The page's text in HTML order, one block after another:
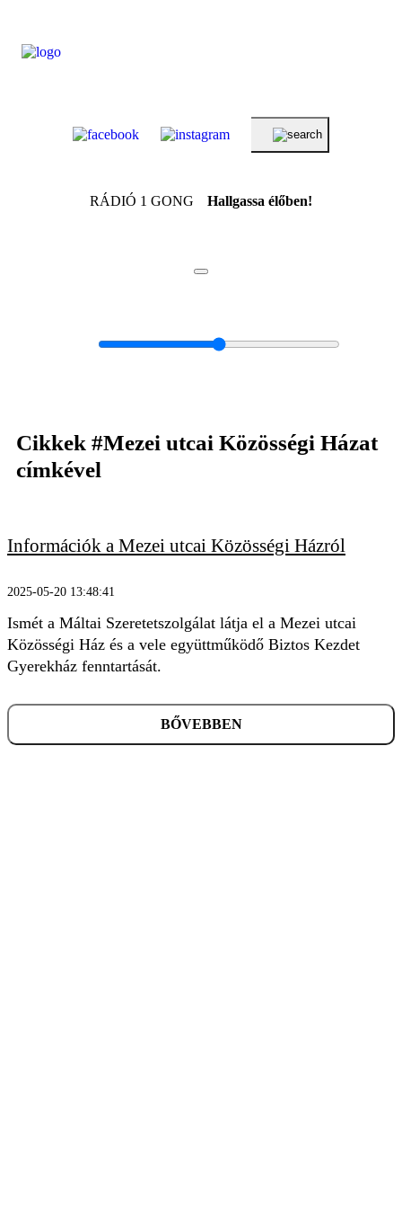
KERESÉS
RÁDIÓ 1 GONG Hallgassa élőben!
Cikkek #Mezei utcai Közösségi Házat
címkével
Információk a Mezei utcai Közösségi Házról
2025-05-20 13:48:41
Ismét a Máltai Szeretetszolgálat látja el a Mezei utcai
Közösségi Ház és a vele együttműködő Biztos Kezdet
Gyerekház fenntartását.
BŐVEBBEN